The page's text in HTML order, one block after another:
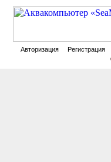
Авторизация Регистрация